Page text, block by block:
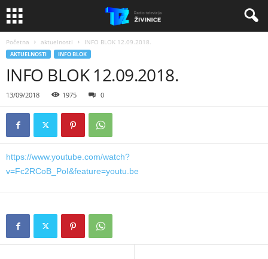
Početna aktuelnosti INFO BLOK 12.09.2018.
AKTUELNOSTI INFO BLOK
INFO BLOK 12.09.2018.
13/09/2018 1975 0
https://www.youtube.com/watch?
v=Fc2RCoB_PoI&feature=youtu.be